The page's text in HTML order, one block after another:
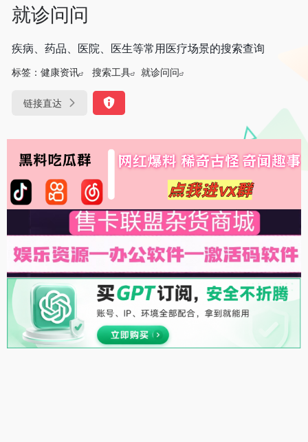
就诊问问
疾病、药品、医院、医生等常用医疗场景的搜索查询
标签： 健康资讯 搜索工具 就诊问问
链接直达